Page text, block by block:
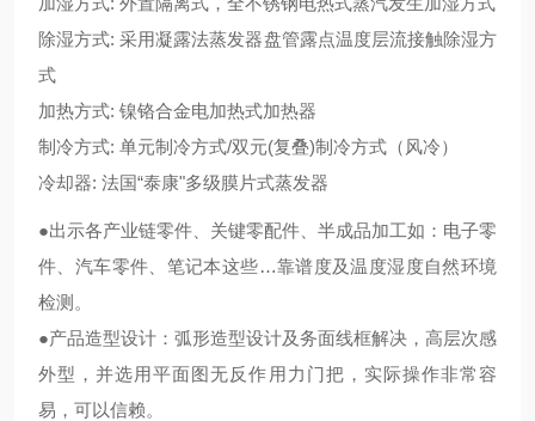
除湿方式: 采用凝露法蒸发器盘管露点温度层流接触除湿方
式
加热方式: 镍铬合金电加热式加热器
制冷方式: 单元制冷方式/双元(复叠)制冷方式（风冷）
冷却器: 法国“泰康"多级膜片式蒸发器
●出示各产业链零件、关键零配件、半成品加工如：电子零
件、汽车零件、笔记本这些…靠谱度及温度湿度自然环境
检测。
●产品造型设计：弧形造型设计及务面线框解决，高层次感
外型，并选用平面图无反作用力门把，实际操作非常容
易，可以信赖。